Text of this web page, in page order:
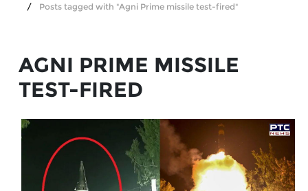
Posts tagged with "Agni Prime missile test-fired"
AGNI PRIME MISSILE
TEST-FIRED